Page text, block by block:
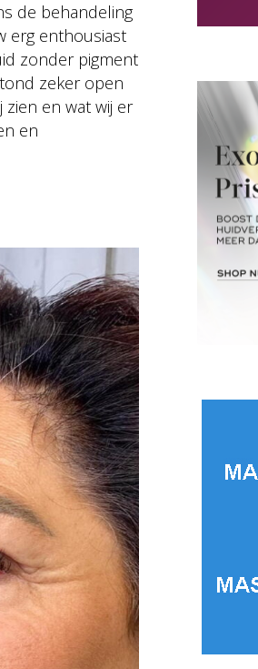
de behandeling
erg enthousiast
zonder pigment
zeker open
en wat wij er
en